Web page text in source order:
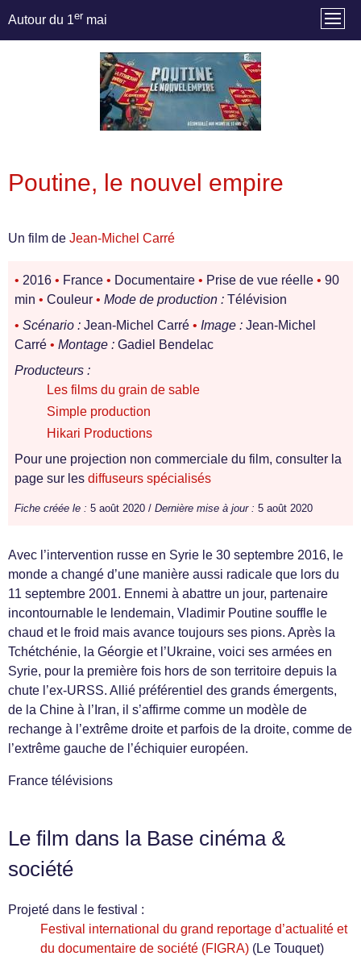
Autour du 1er mai
Poutine, le nouvel empire
Un film de Jean-Michel Carré
• 2016 • France • Documentaire • Prise de vue réelle • 90
min • Couleur • Mode de production : Télévision
• Scénario : Jean-Michel Carré • Image : Jean-Michel
Carré • Montage : Gadiel Bendelac
Producteurs :
Les films du grain de sable
Simple production
Hikari Productions
Pour une projection non commerciale du film, consulter la
page sur les diffuseurs spécialisés
Fiche créée le : 5 août 2020 / Dernière mise à jour : 5 août 2020
Avec l’intervention russe en Syrie le 30 septembre 2016, le
monde a changé d’une manière aussi radicale que lors du
11 septembre 2001. Ennemi à abattre un jour, partenaire
incontournable le lendemain, Vladimir Poutine souffle le
chaud et le froid mais avance toujours ses pions. Après la
Tchétchénie, la Géorgie et l’Ukraine, voici ses armées en
Syrie, pour la première fois hors de son territoire depuis la
chute l’ex-URSS. Allié préférentiel des grands émergents,
de la Chine à l’Iran, il s’affirme comme un modèle de
rechange à l’extrême droite et parfois de la droite, comme de
l’extrême gauche de l’échiquier européen.
France télévisions
Le film dans la Base cinéma &
société
Projeté dans le festival :
Festival international du grand reportage d’actualité et
du documentaire de société (FIGRA) (Le Touquet)